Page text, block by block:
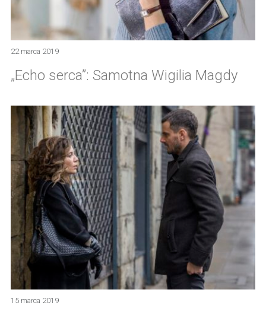
22 marca 2019
„Echo serca”: Samotna Wigilia Magdy
15 marca 2019